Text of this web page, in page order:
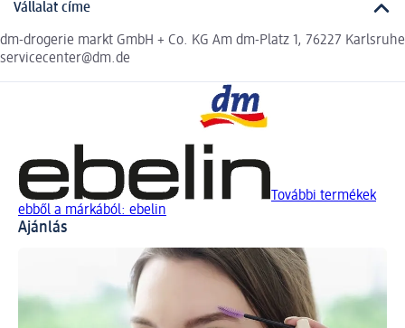
Vállalat címe
dm-drogerie markt GmbH + Co. KG Am dm-Platz 1, 76227 Karlsruhe
servicecenter@dm.de
További termékek
ebből a márkából: ebelin
Ajánlás